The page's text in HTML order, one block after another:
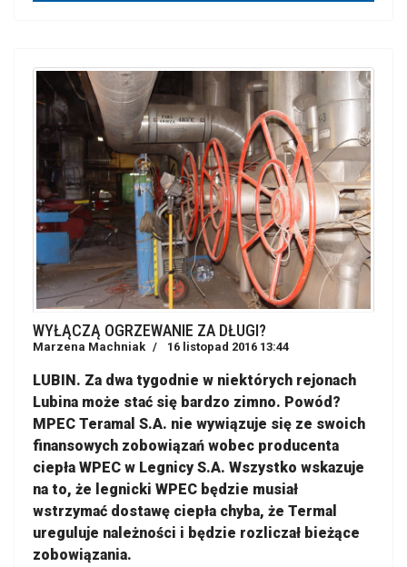
WYŁĄCZĄ OGRZEWANIE ZA DŁUGI?
Marzena Machniak 16 listopad 2016 13:44
LUBIN. Za dwa tygodnie w niektórych rejonach
Lubina może stać się bardzo zimno. Powód?
MPEC Teramal S.A. nie wywiązuje się ze swoich
finansowych zobowiązań wobec producenta
ciepła WPEC w Legnicy S.A. Wszystko wskazuje
na to, że legnicki WPEC będzie musiał
wstrzymać dostawę ciepła chyba, że Termal
ureguluje należności i będzie rozliczał bieżące
zobowiązania.